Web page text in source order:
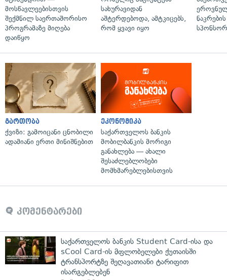
მოსწავლეებისთვის
შექმნილ საერთაშორისო
პროგრამაზე მიღება
დაიწყო
სახურავიდან
აშტერდებოდა, ამტკიცებს,
რომ ყვავი იყო
გართობა
ქვიზი: გამოიცანი ცნობილი
ადამიანი ერთი მინიშნებით
ეკონომიკა
საქართველოს ბანკის
მობილბანკის მორიგი
განახლება — ახალი
შესაძლებლობები
მომხმარებლებისთვის
კომენტარები
საქართველოს ბანკის Student Card-ისა და
sCool Card-ის მფლობელები ქუთაისში
ტრანსპორტზე შეღავათიანი ტარიფით
ისარგებლებენ